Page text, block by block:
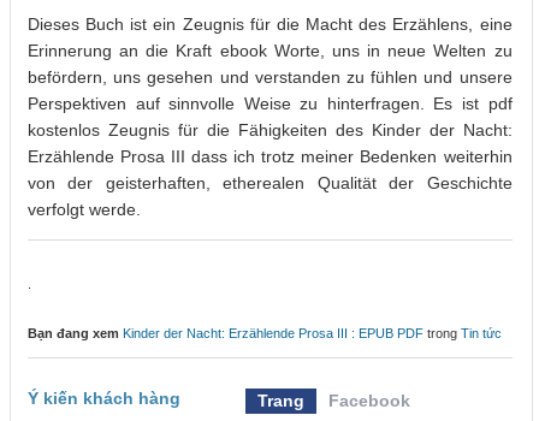
Dieses Buch ist ein Zeugnis für die Macht des Erzählens, eine
Erinnerung an die Kraft ebook Worte, uns in neue Welten zu
befördern, uns gesehen und verstanden zu fühlen und unsere
Perspektiven auf sinnvolle Weise zu hinterfragen. Es ist pdf
kostenlos Zeugnis für die Fähigkeiten des Kinder der Nacht:
Erzählende Prosa III dass ich trotz meiner Bedenken weiterhin
von der geisterhaften, etherealen Qualität der Geschichte
verfolgt werde.
Bạn đang xem Kinder der Nacht: Erzählende Prosa III : EPUB PDF trong Tin tức
Ý kiến khách hàng Trang
Facebook